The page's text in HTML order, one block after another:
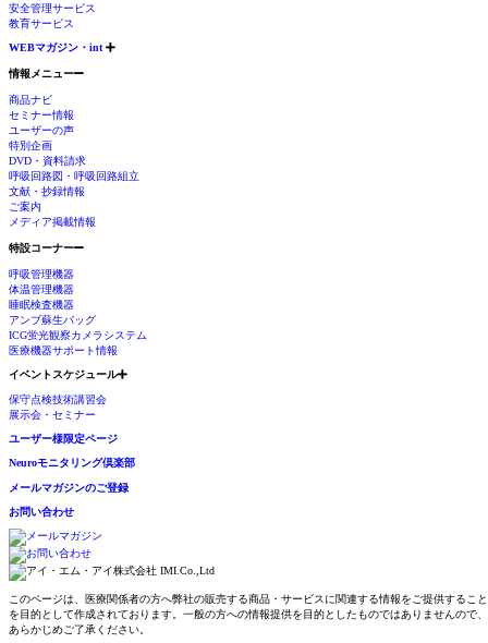
安全管理サービス
教育サービス
WEBマガジン・int
情報メニュー
商品ナビ
セミナー情報
ユーザーの声
特別企画
DVD・資料請求
呼吸回路図・呼吸回路組立
文献・抄録情報
ご案内
メディア掲載情報
特設コーナー
呼吸管理機器
体温管理機器
睡眠検査機器
アンブ蘇生バッグ
ICG蛍光観察カメラシステム
医療機器サポート情報
イベントスケジュール
保守点検技術講習会
展示会・セミナー
ユーザー様限定ページ
Neuroモニタリング倶楽部
メールマガジンのご登録
お問い合わせ
このページは、医療関係者の方へ弊社の販売する商品・サービスに関連する情報をご提供すること
を目的として作成されております。一般の方への情報提供を目的としたものではありませんので、
あらかじめご了承ください。